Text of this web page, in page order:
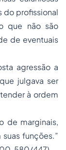
do profissional
que não são
de eventuais
agressão a
julgava ser
à ordem
de marginais,
funções.”